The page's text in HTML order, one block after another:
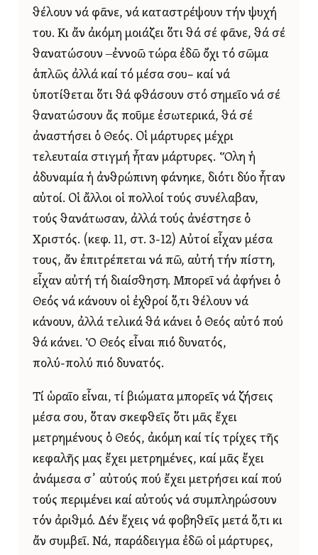
θέλουν νά φᾶνε, νά καταστρέψουν τήν ψυχή
του. Κι ἄν ἀκόμη μοιάζει ὅτι θά σέ φᾶνε, θά σέ
θανατώσουν ‒ἐννοῶ τώρα ἐδῶ ὄχι τό σῶμα
ἁπλῶς ἀλλά καί τό μέσα σου– καί νά
ὑποτίθεται ὅτι θά φθάσουν στό σημεῖο νά σέ
θανατώσουν ἄς ποῦμε ἐσωτερικά, θά σέ
ἀναστήσει ὁ Θεός. Οἱ μάρτυρες μέχρι
τελευταία στιγμή ἦταν μάρτυρες. Ὅλη ἡ
ἀδυναμία ἡ ἀνθρώπινη φάνηκε, διότι δύο ἦταν
αὐτοί. Οἱ ἄλλοι οἱ πολλοί τούς συνέλαβαν,
τούς θανάτωσαν, ἀλλά τούς ἀνέστησε ὁ
Χριστός. (κεφ. 11, στ. 3-12) Αὐτοί εἶχαν μέσα
τους, ἄν ἐπιτρέπεται νά πῶ, αὐτή τήν πίστη,
εἶχαν αὐτή τή διαίσθηση. Μπορεῖ νά ἀφήνει ὁ
Θεός νά κάνουν οἱ ἐχθροί ὅ,τι θέλουν νά
κάνουν, ἀλλά τελικά θά κάνει ὁ Θεός αὐτό πού
θά κάνει. Ὁ Θεός εἶναι πιό δυνατός,
πολύ‑πολύ πιό δυνατός.
Τί ὡραῖο εἶναι, τί βιώματα μπορεῖς νά ζήσεις
μέσα σου, ὅταν σκεφθεῖς ὅτι μᾶς ἔχει
μετρημένους ὁ Θεός, ἀκόμη καί τίς τρίχες τῆς
κεφαλῆς μας ἔχει μετρημένες, καί μᾶς ἔχει
ἀνάμεσα σ᾿ αὐτούς πού ἔχει μετρήσει καί πού
τούς περιμένει καί αὐτούς νά συμπληρώσουν
τόν ἀριθμό. Δέν ἔχεις νά φοβηθεῖς μετά ὅ,τι κι
ἄν συμβεῖ. Νά, παράδειγμα ἐδῶ οἱ μάρτυρες,